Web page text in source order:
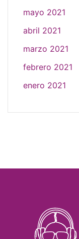
mayo 2021
abril 2021
marzo 2021
febrero 2021
enero 2021